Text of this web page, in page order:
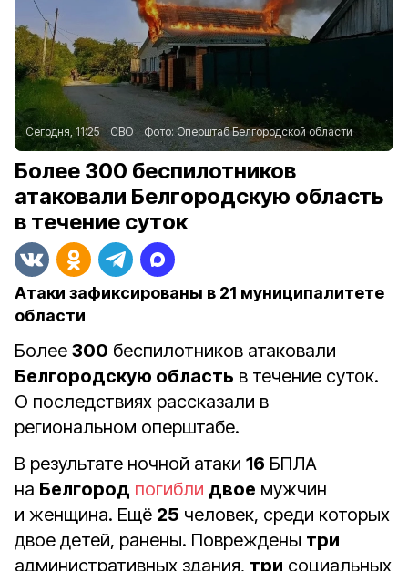
Сегодня, 11:25 СВО Фото:Оперштаб Белгородской области
Более 300 беспилотников
атаковали Белгородскую область
в течение суток
Атаки зафиксированы в 21 муниципалитете
области
Более 300 беспилотников атаковали
Белгородскую область в течение суток.
О последствиях рассказали в
региональном оперштабе.
В результате ночной атаки 16 БПЛА
на Белгород погибли двое мужчин
и женщина. Ещё 25 человек, среди которых
двое детей, ранены. Повреждены три
административных здания, три социальных